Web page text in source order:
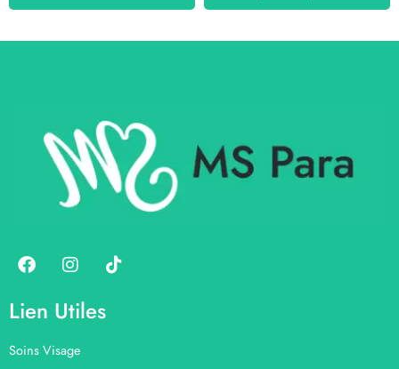
Lien Utiles
Soins Visage